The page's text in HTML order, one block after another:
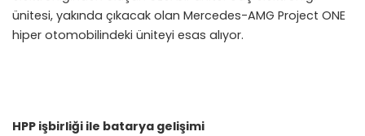
ünitesi, yakında çıkacak olan Mercedes-AMG Project ONE
hiper otomobilindeki üniteyi esas alıyor.
HPP işbirliği ile batarya gelişimi